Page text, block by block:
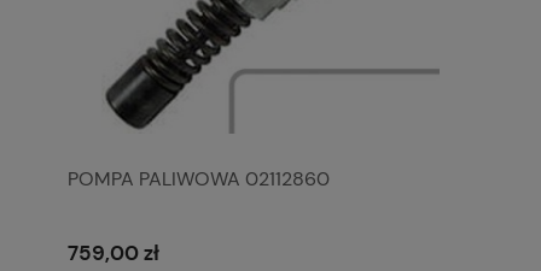
POMPA PALIWOWA 02112860
759,00 zł